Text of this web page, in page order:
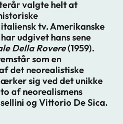
valgte helt at
tv. Amerikanske
udgivet hans sene
Della Rovere(1959).
som en
det neorealistiske
sig ved det unikke
af neorealismens
og Vittorio De Sica.